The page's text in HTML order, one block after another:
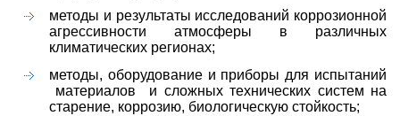
методы и результаты исследований коррозионной
агрессивности атмосферы в различных
климатических регионах;
методы, оборудование и приборы для испытаний
материалов и сложных технических систем на
старение, коррозию, биологическую стойкость;